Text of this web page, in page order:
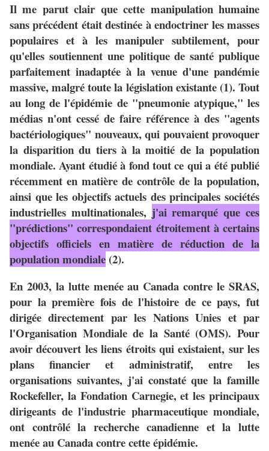
Il me parut clair que cette manipulation humaine
sans précédent était destinée à endoctriner les masses
populaires et à les manipuler subtilement, pour
qu'elles soutiennent une politique de santé publique
parfaitement inadaptée à la venue d'une pandémie
massive, malgré toute la législation existante (1). Tout
au long de l'épidémie de "pneumonie atypique," les
médias n'ont cessé de faire référence à des "agents
bactériologiques" nouveaux, qui pouvaient provoquer
la disparition du tiers à la moitié de la population
mondiale. Ayant étudié à fond tout ce qui a été publié
récemment en matière de contrôle de la population,
ainsi que les objectifs actuels des principales sociétés
industrielles multinationales, j'ai remarqué que ces
"prédictions" correspondaient étroitement à certains
objectifs officiels en matière de réduction de la
population mondiale (2).
En 2003, la lutte menée au Canada contre le SRAS,
pour la première fois de l'histoire de ce pays, fut
dirigée directement par les Nations Unies et par
l'Organisation Mondiale de la Santé (OMS). Pour
avoir découvert les liens étroits qui existaient, sur les
plans financier et administratif, entre les
organisations suivantes, j'ai constaté que la famille
Rockefeller, la Fondation Carnegie, et les principaux
dirigeants de l'industrie pharmaceutique mondiale,
ont contrôlé la recherche canadienne et la lutte
menée au Canada contre cette épidémie.